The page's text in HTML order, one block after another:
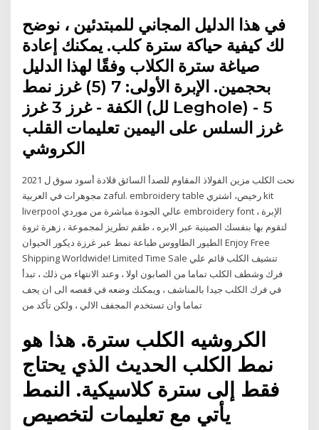
في هذا الدليل المجاني للمبتدئين ، نوضح
لك كيفية حياكة سترة كلب. يمكنك إعادة
صياغة سترة الكلاب وفقًا لهذا الدليل
بحجمين. الإبرة الأولى: 7 (5) غرز نمط
الكفة - غرز 3 غرز (لل Leghole) - 5
غرز السلس على اليمين تعليمات القلب
الكروشي
نحت الكلب مزين الفولاذ المقاوم للصدأ السائق قلادة أسود سوق ل 2021
مجوهرات في العربية zaful. embroidery table رخيص، اشتري kit
liverpool عالي الجودة مباشرة من موردي embroidery font الإبرة ،
لتقوم بها بنفسك الصينية عبر الابره ، طقم تطريز لمجموعة ، زهرة ثروة
الطيور الطاووس طباعة نمط عبر غرزة ديكور الحيوان Enjoy Free
Shipping Worldwide! Limited Time Sale تنشيف الكلب قائم علي
فرك وشطف الكلب تماما من الصابون اولا ، وعند الانتهاء من ذلك ، تبدأ
في فرك الكلب جيدا بالمناشف ، ويمكنك وضعه في قفصه الى ان يجف
تماما وان تستخدم المجفف الالي ، ولكن تأكد من
الكروشيه الكلب سترة. هذا هو
نمط الكلب الحديث الذي يحتاج
فقط إلى سترة كلاسيكية. النمط
يأتي مع تعليمات لتخصيص